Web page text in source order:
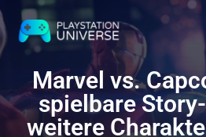
Marvel vs.
spielbare
weitere